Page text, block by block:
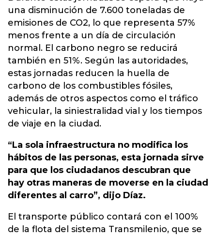
una disminución de 7.600 toneladas de
emisiones de CO2, lo que representa 57%
menos frente a un día de circulación
normal. El carbono negro se reducirá
también en 51%. Según las autoridades,
estas jornadas reducen la huella de
carbono de los combustibles fósiles,
además de otros aspectos como el tráfico
vehicular, la siniestralidad vial y los tiempos
de viaje en la ciudad.
“La sola infraestructura no modifica los
hábitos de las personas, esta jornada sirve
para que los ciudadanos descubran que
hay otras maneras de moverse en la ciudad
diferentes al carro”, dijo Díaz.
El transporte público contará con el 100%
de la flota del sistema Transmilenio, que se